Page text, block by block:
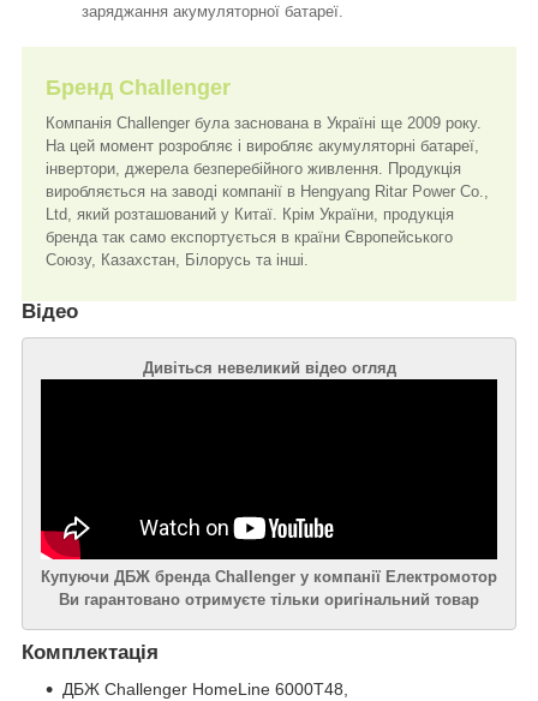
заряджання акумуляторної батареї.
Бренд Challenger
Компанія Challenger була заснована в Україні ще 2009 року.
На цей момент розробляє і виробляє акумуляторні батареї,
інвертори, джерела безперебійного живлення. Продукція
виробляється на заводі компанії в Hengyang Ritar Power Co.,
Ltd, який розташований у Китаї. Крім України, продукція
бренда так само експортується в країни Європейського
Союзу, Казахстан, Білорусь та інші.
Відео
Дивіться невеликий відео огляд
Купуючи ДБЖ бренда Challenger у компанії Електромотор
Ви гарантовано отримуєте тільки оригінальний товар
Комплектація
ДБЖ Challenger HomeLine 6000T48,